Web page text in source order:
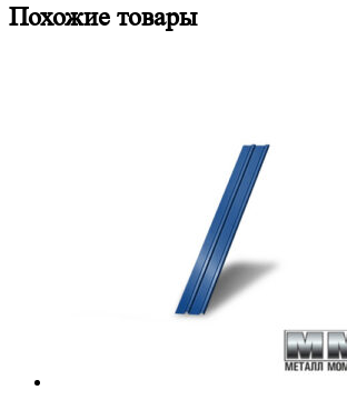
Похожие товары